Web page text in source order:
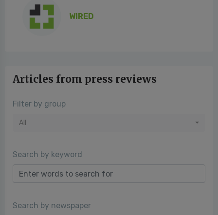
WIRED
Articles from press reviews
Filter by group
All
Search by keyword
Search by newspaper